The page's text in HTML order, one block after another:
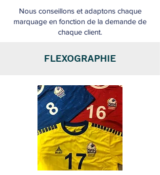
Nous conseillons et adaptons chaque
marquage en fonction de la demande de
chaque client.
FLEXOGRAPHIE